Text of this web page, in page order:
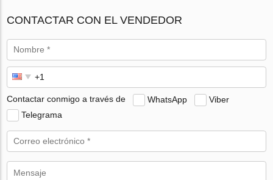
CONTACTAR CON EL VENDEDOR
Contactar conmigo a través de WhatsApp
Viber
Telegrama